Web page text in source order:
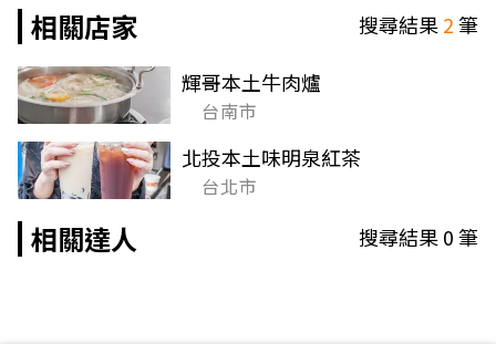
相關店家 搜尋結果2筆
輝哥本土牛肉爐
台南市
北投本土味明泉紅茶
台北市
相關達人 搜尋結果0筆